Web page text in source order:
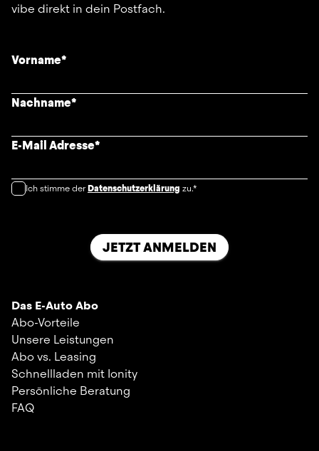
vibe direkt in dein Postfach.
Das E-Auto Abo
Abo-Vorteile
Unsere Leistungen
Abo vs. Leasing
Schnellladen mit Ionity
Persönliche Beratung
FAQ
Vorname*
Nachname*
E-Mail Adresse*
Ich stimme derDatenschutzerklärung zu.*
JETZT ANMELDEN